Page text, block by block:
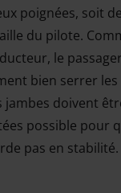
poignées, soit
du pilote.
le
bien serrer les
jambes doivent
possible pour
pas en stabilité.